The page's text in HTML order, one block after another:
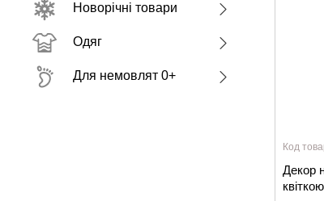
Новорічні товари
Одяг
Для немовлят 0+
Код
Декор